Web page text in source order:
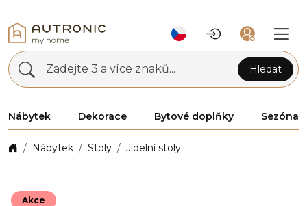
Zadejte 3 a více znaků... Hledat
Nábytek Dekorace Bytové doplňky Sezóna
Nábytek Stoly Jídelní stoly
Akce